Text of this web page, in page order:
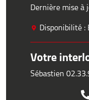
Dernière mise à
Disponibilité :
Votre
Sébastien